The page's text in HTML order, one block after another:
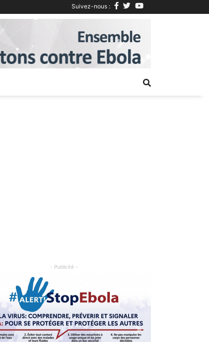
Suivez-nous :
Next
- Publicité -
Next